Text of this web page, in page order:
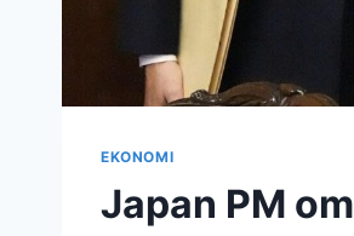
EKONOMI
Japan PM